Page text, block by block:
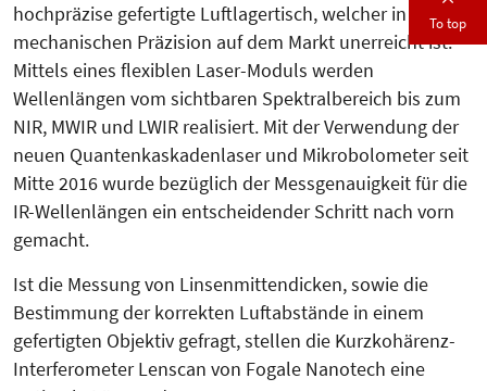
hochpräzise gefertigte Luftlagertisch, welcher in seiner
mechanischen Prä­zi­sion auf dem Markt unerreicht ist.
Mittels eines flexiblen Laser-Mo­duls werden
Wellenlängen vom sichtba­ren Spektralbereich bis zum
NIR, MWIR und LWIR realisiert. Mit der Verwendung der
neuen Quan­ten­kaskadenlaser und Mikro­bolo­me­ter seit
Mitte 2016 wurde bezüglich der Messgenauigkeit für die
IR-Wel­len­längen ein entscheidender Schritt nach vorn
gemacht.
Ist die Messung von Linsenmitten­dicken, sowie die
Bestimmung der korrekten Luftabstände in einem
gefertigten Objektiv gefragt, stellen die Kurzkohärenz-
Interferometer Lenscan von Fogale Nanotech eine
To top